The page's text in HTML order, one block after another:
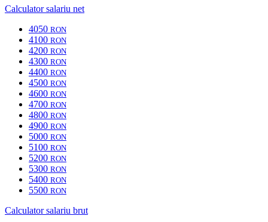
Calculator salariu net
4050 RON
4100 RON
4200 RON
4300 RON
4400 RON
4500 RON
4600 RON
4700 RON
4800 RON
4900 RON
5000 RON
5100 RON
5200 RON
5300 RON
5400 RON
5500 RON
Calculator salariu brut